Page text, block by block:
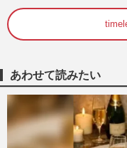
《バ
「も
週刊女
河合
かく
る“裏
あわせて読みたい